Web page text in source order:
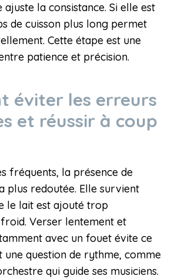
la consistance. Si elle est
de cuisson plus long permet
Cette étape est une
patience et précision.
éviter les erreurs
et réussir à coup
fréquents, la présence de
plus redoutée. Elle survient
le lait est ajouté trop
Verser lentement et
avec un fouet évite ce
une question de rythme, comme
qui guide ses musiciens.